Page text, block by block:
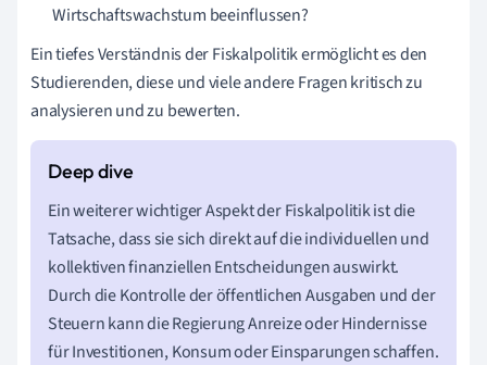
Wirtschaftswachstum beeinflussen?
Ein tiefes Verständnis der Fiskalpolitik ermöglicht es den
Studierenden, diese und viele andere Fragen kritisch zu
analysieren und zu bewerten.
Ein weiterer wichtiger Aspekt der Fiskalpolitik ist die
Tatsache, dass sie sich direkt auf die individuellen und
kollektiven finanziellen Entscheidungen auswirkt.
Durch die Kontrolle der öffentlichen Ausgaben und der
Steuern kann die Regierung Anreize oder Hindernisse
für Investitionen, Konsum oder Einsparungen schaffen.